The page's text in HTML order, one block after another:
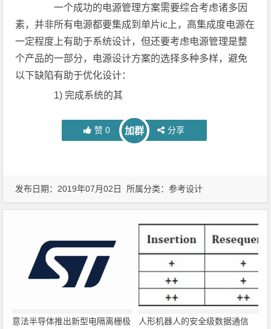
一个成功的电源管理方案需要综合考虑诸多因
素，并非所有电源都要集成到单片ic上，高集成度电源在
一定程度上有助于系统设计，但还要考虑电源管理是整
个产品的一部分，电源设计方案的选择多种多样，避免
以下缺陷有助于优化设计：
1) 完成系统的其
赞 0 加群 分享
发布日期：2019年07月02日 所属分类：参考设计
意法半导体推出新型电隔离栅极
人形机器人的安全级数据通信